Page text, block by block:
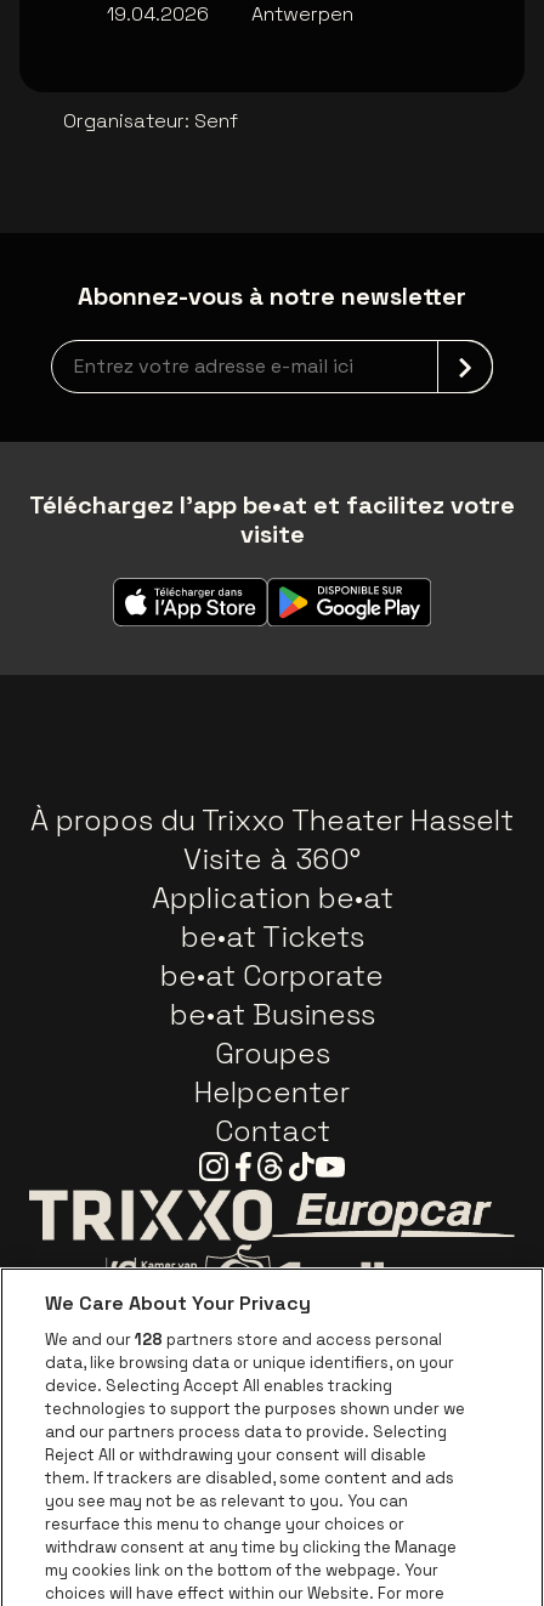
19.04.2026
Antwerpen
Organisateur: Senf
Abonnez-vous à notre newsletter
Inscription à la newsletter
Téléchargez l'app be•at et facilitez votre
visite
À propos du Trixxo Theater Hasselt
Visite à 360°
Application be•at
be•at Tickets
be•at Corporate
be•at Business
Groupes
Helpcenter
Contact
Instagram
Facebook
Threads
TiktokYoutube
Visitez le site de Trixxo
Visitez le site de Voka Limburg
Visitez le site de Jupiler
Visitez le site de Coca-Cola
Visitez le site de Red Bull
Visitez le
Visitez le site de Champagne Pommery
Visitez le site de Le
Visitez le site de Le logo Lillet en
Visitez le site de
Visitez le site de
We Care About Your Privacy
We and our128 partners store and access personal
data, like browsing data or unique identifiers, on your
device. Selecting Accept All enables tracking
technologies to support the purposes shown under we
and our partners process data to provide. Selecting
Reject All or withdrawing your consent will disable
them. If trackers are disabled, some content and ads
you see may not be as relevant to you. You can
resurface this menu to change your choices or
withdraw consent at any time by clicking the Manage
my cookies link on the bottom of the webpage. Your
choices will have effect within our Website. For more